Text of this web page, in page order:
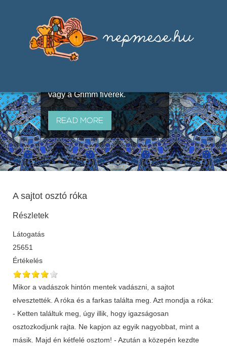
útján terjedő elbeszélésekből,
melyeket olyan ismert gyűjtők
állítottak össze, mint Benedek
vagy a Grimm fivérek.
READ MORE
A sajtot osztó róka
Részletek
Látogatás
25651
Értékelés
Mikor a vadászok hintón mentek vadászni, a sajtot
elvesztették. A róka és a farkas találta meg. Azt mondja a róka:
- Ketten találtuk meg, úgy illik, hogy igazságosan
osztozkodjunk rajta. Ne kapjon az egyik nagyobbat, mint a
másik. Majd én kétfelé osztom! - Azután a közepén kezdte